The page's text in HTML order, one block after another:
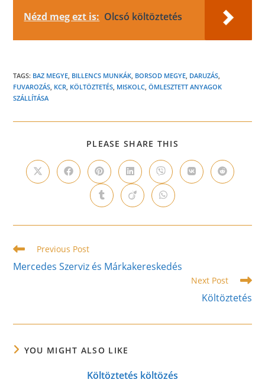
Nézd meg ezt is: Olcsó költöztetés
TAGS: BAZ MEGYE, BILLENCS MUNKÁK, BORSOD MEGYE, DARUZÁS,
FUVAROZÁS, KCR, KÖLTÖZTETÉS, MISKOLC, ÖMLESZTETT ANYAGOK
SZÁLLÍTÁSA
PLEASE SHARE THIS
CONTENT
Opens
in
Opens
in
window
Opens
in
a
new
window
Opens
in
a
new
window
Opens
in
a
new
window
Opens
in
Opens
in
Opens
in
new
Opens
in
new
Opens
in
new
Read
articles
Previous Post
Mercedes Szerviz és Márkakereskedés
Next Post
Költöztetés
YOU MIGHT ALSO LIKE
Költöztetés költözés